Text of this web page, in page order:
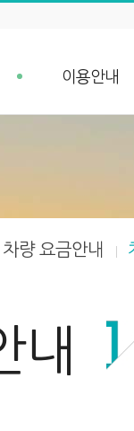
이용안내
예약안내
차량 요금안내
내